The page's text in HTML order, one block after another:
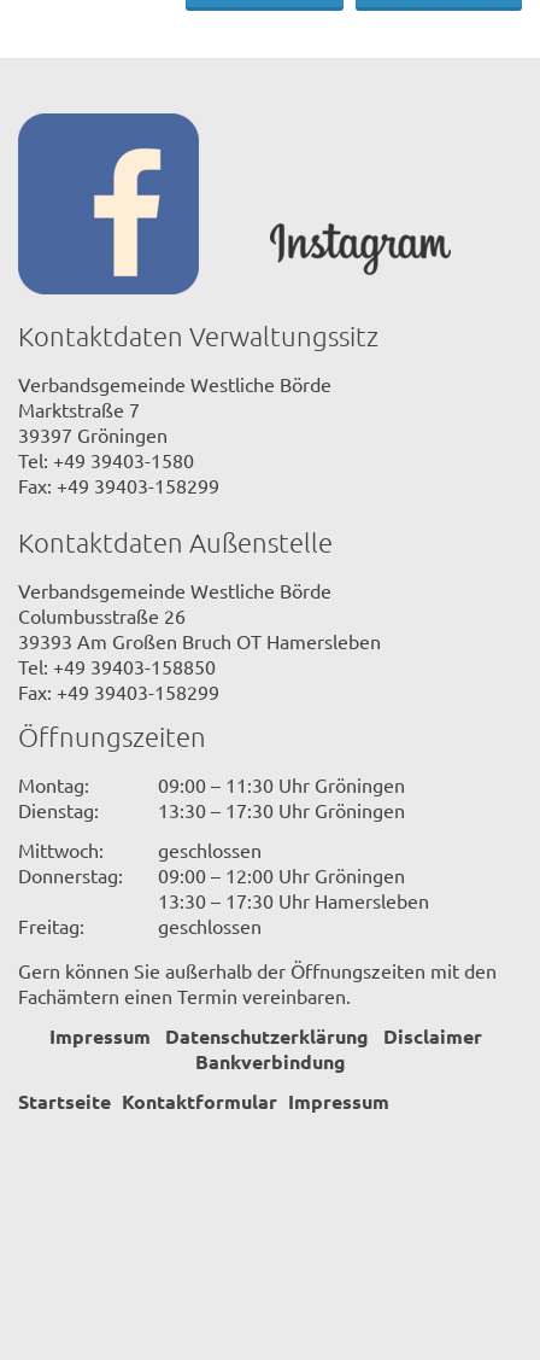
Kontaktdaten Verwaltungssitz
Verbandsgemeinde Westliche Börde
Marktstraße 7
39397 Gröningen
Tel: +49 39403-1580
Fax: +49 39403-158299
Kontaktdaten Außenstelle
Verbandsgemeinde Westliche Börde
Columbusstraße 26
39393 Am Großen Bruch OT Hamersleben
Tel: +49 39403-158850
Fax: +49 39403-158299
Öffnungszeiten
Montag:
09:00 – 11:30 Uhr Gröningen
Dienstag:
13:30 – 17:30 Uhr Gröningen
Mittwoch:
geschlossen
Donnerstag:
09:00 – 12:00 Uhr Gröningen
13:30 – 17:30 Uhr Hamersleben
Freitag:
geschlossen
Gern können Sie außerhalb der Öffnungszeiten mit den
Fachämtern einen Termin vereinbaren.
Impressum Datenschutzerklärung
Disclaimer
Bankverbindung
Startseite Kontaktformular Impressum